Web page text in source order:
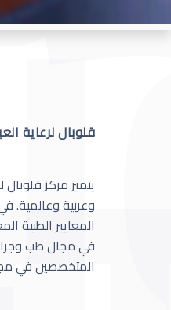
قلوبال لرعاية
يتميز مركز
وعربية وعالمية.
المعايير الطبية
في مجال طب
المتخصصين في